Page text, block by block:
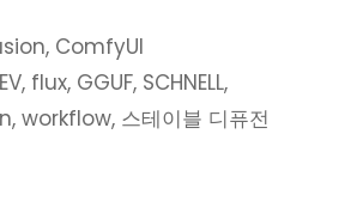
, ComfyUI
, flux, GGUF, SCHNELL,
, workflow, 스테이블 디퓨전